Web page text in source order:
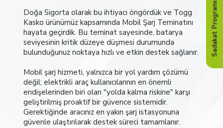
Doğa Sigorta olarak bu ihtiyacı öngördük ve Togg
Kasko ürünümüz kapsamında Mobil Şarj Teminatını
hayata geçirdik. Bu teminat sayesinde, batarya
seviyesinin kritik düzeye düşmesi durumunda
bulunduğunuz noktaya hızlı ve etkin destek sağlanır.
Mobil şarj hizmeti, yalnızca bir yol yardım çözümü
değil; elektrikli araç kullanıcılarının en önemli
endişelerinden biri olan "yolda kalma riskine" karşı
geliştirilmiş proaktif bir güvence sistemidir.
Gerektiğinde aracınız en yakın şarj istasyonuna
güvenle ulaştırılarak destek süreci tamamlanır.
Sadakat Programı